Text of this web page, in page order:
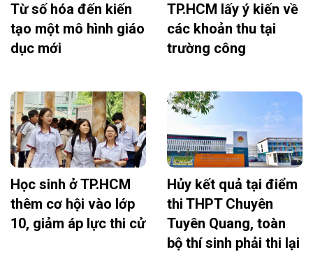
Từ số hóa đến kiến
tạo một mô hình giáo
dục mới
TP.HCM lấy ý kiến về
các khoản thu tại
trường công
Học sinh ở TP.HCM
thêm cơ hội vào lớp
10, giảm áp lực thi cử
Hủy kết quả tại điểm
thi THPT Chuyên
Tuyên Quang, toàn
bộ thí sinh phải thi lại